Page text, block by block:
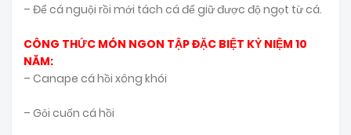
– Để cá nguội rồi mới tách cá để giữ được độ ngọt từ cá.
CÔNG THỨC MÓN NGON TẬP ĐẶC BIỆT KỶ NIỆM 10
NĂM:
– Canape cá hồi xông khói
– Gỏi cuốn cá hồi